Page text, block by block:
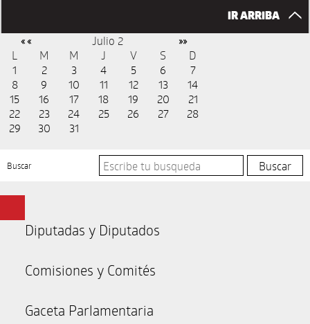
IR ARRIBA
« « Julio 2 »»
L M M J V S
D
1
2 3 4 5 6
7
8
9 10 11 12 13
14
15
16 17 18 19 20
21
22
23 24 25 26 27
28
29
30 31
Buscar
Diputadas y Diputados
Comisiones y Comités
Gaceta Parlamentaria